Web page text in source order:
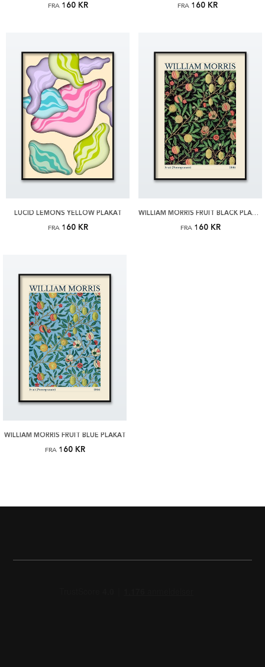
FRA 160 KR
FRA 160 KR
LUCID LEMONS YELLOW PLAKAT
FRA 160 KR
WILLIAM MORRIS FRUIT BLACK PLAKAT
FRA 160 KR
WILLIAM MORRIS FRUIT BLUE PLAKAT
FRA 160 KR